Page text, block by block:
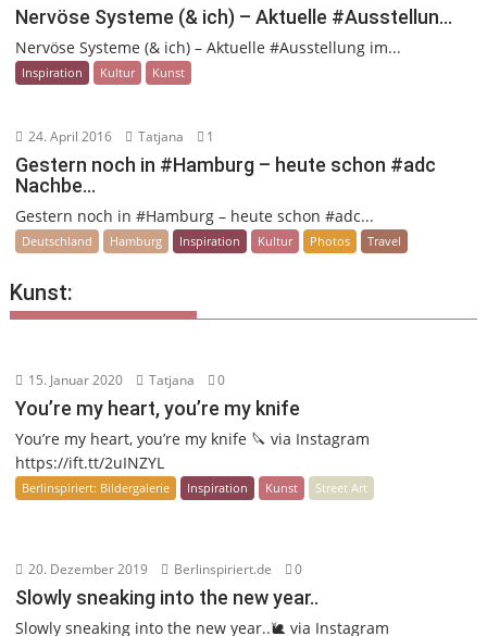
Nervöse Systeme (& ich) – Aktuelle #Ausstellun…
Nervöse Systeme (& ich) – Aktuelle #Ausstellung im...
Inspiration Kultur Kunst
24. April 2016 Tatjana 1
Gestern noch in #Hamburg – heute schon #adc
Nachbe…
Gestern noch in #Hamburg – heute schon #adc...
Deutschland Hamburg Inspiration Kultur Photos Travel
Kunst:
15. Januar 2020 Tatjana 0
You’re my heart, you’re my knife
You’re my heart, you’re my knife 🔪 via Instagram
https://ift.tt/2uINZYL
Berlinspiriert: Bildergalerie Inspiration Kunst Street Art
20. Dezember 2019 Berlinspiriert.de 0
Slowly sneaking into the new year..
Slowly sneaking into the new year..🐌 via Instagram